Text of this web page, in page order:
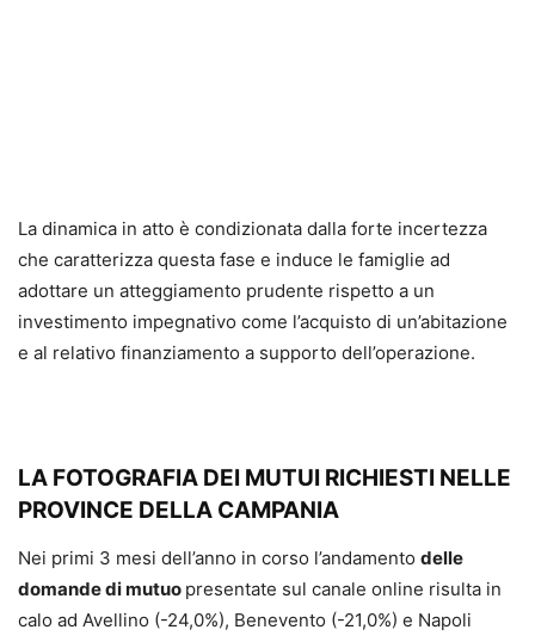
La dinamica in atto è condizionata dalla forte incertezza
che caratterizza questa fase e induce le famiglie ad
adottare un atteggiamento prudente rispetto a un
investimento impegnativo come l’acquisto di un’abitazione
e al relativo finanziamento a supporto dell’operazione.
LA FOTOGRAFIA DEI MUTUI RICHIESTI NELLE
PROVINCE DELLA CAMPANIA
Nei primi 3 mesi dell’anno in corso l’andamento delle
domande di mutuo presentate sul canale online risulta in
calo ad Avellino (-24,0%), Benevento (-21,0%) e Napoli